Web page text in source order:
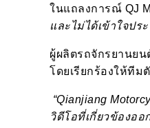
ในแถลงการณ์ QJ
และไม่ได้เข้าใจป
ผู้ผลิตรถจักรยานย
โดยเรียกร้องให้ที
“Qianjiang
วิดีโอที่เกี่ยวข้องอ